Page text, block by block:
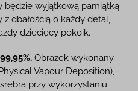
będzie wyjątkową pamiątką
z dbałością o każdy detal,
dziecięcy pokoik.
Obrazek wykonany
Vapour Deposition),
przy wykorzystaniu